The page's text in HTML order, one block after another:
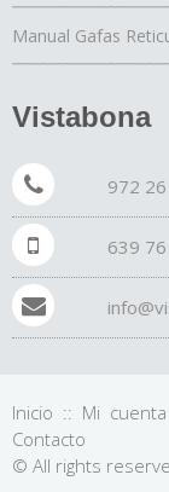
Manual Gafas
Vistabona
972
639
Inicio :: Mi cuenta
Contacto
© All rights